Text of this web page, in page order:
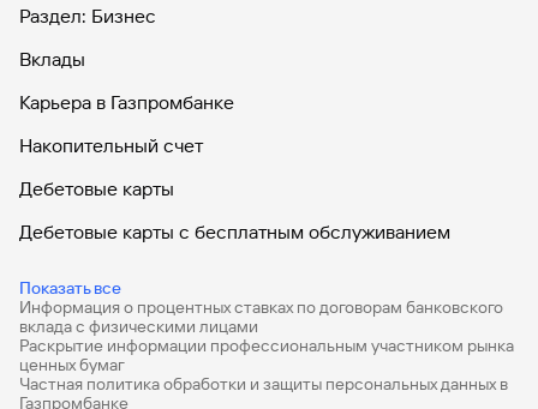
Раздел: Бизнес
Вклады
Карьера в Газпромбанке
Накопительный счет
Дебетовые карты
Дебетовые карты с бесплатным обслуживанием
Показать все
Банковские вклады на 3 месяца
Вклады с высоким процентом
Калькулятор вкладов
Информация о процентных ставках по договорам банковского
вклада с физическими лицами
Раскрытие информации профессиональным участником рынка
ценных бумаг
Частная политика обработки и защиты персональных данных в
Газпромбанке